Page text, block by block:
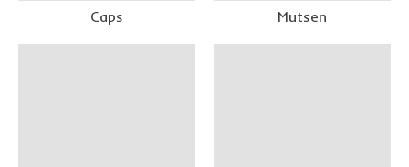
Caps Mutsen